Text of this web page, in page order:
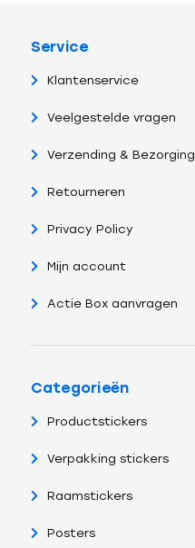
Service
Klantenservice
Veelgestelde vragen
Verzending & Bezorging
Retourneren
Privacy Policy
Mijn account
Actie Box aanvragen
Categorieën
Productstickers
Verpakking stickers
Raamstickers
Posters